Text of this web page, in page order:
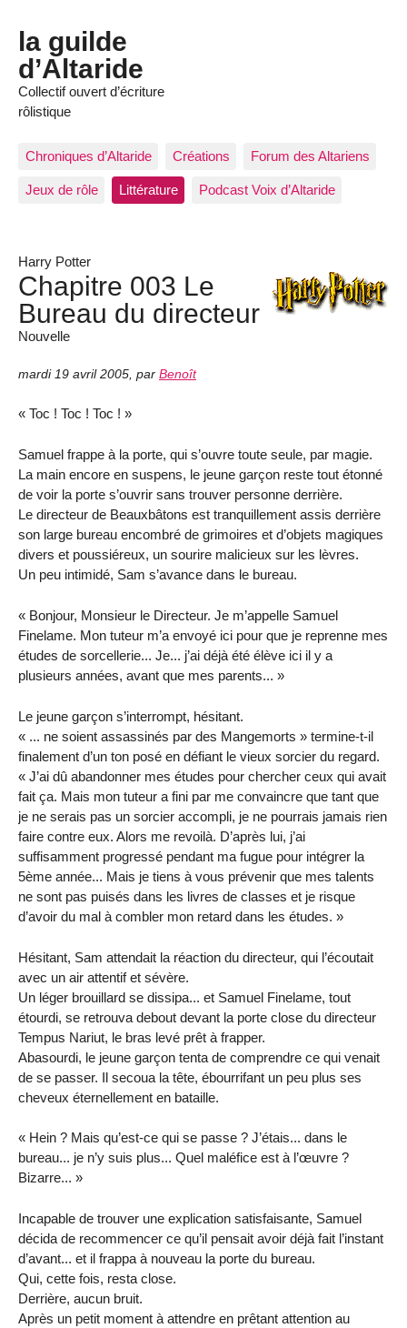
la guilde
d’Altaride
Collectif ouvert d’écriture
rôlistique
Chroniques d’Altaride Créations Forum des Altariens
Jeux de rôle Littérature Podcast Voix d’Altaride
Harry Potter
Chapitre 003 Le
Bureau du directeur
Nouvelle
mardi 19 avril 2005 par Benoît
« Toc ! Toc ! Toc ! »
Samuel frappe à la porte, qui s’ouvre toute seule, par magie.
La main encore en suspens, le jeune garçon reste tout étonné
de voir la porte s’ouvrir sans trouver personne derrière.
Le directeur de Beauxbâtons est tranquillement assis derrière
son large bureau encombré de grimoires et d’objets magiques
divers et poussiéreux, un sourire malicieux sur les lèvres.
Un peu intimidé, Sam s’avance dans le bureau.
« Bonjour, Monsieur le Directeur. Je m’appelle Samuel
Finelame. Mon tuteur m’a envoyé ici pour que je reprenne mes
études de sorcellerie... Je... j’ai déjà été élève ici il y a
plusieurs années, avant que mes parents... »
Le jeune garçon s’interrompt, hésitant.
« ... ne soient assassinés par des Mangemorts » termine-t-il
finalement d’un ton posé en défiant le vieux sorcier du regard.
« J’ai dû abandonner mes études pour chercher ceux qui avait
fait ça. Mais mon tuteur a fini par me convaincre que tant que
je ne serais pas un sorcier accompli, je ne pourrais jamais rien
faire contre eux. Alors me revoilà. D’après lui, j’ai
suffisamment progressé pendant ma fugue pour intégrer la
5ème année... Mais je tiens à vous prévenir que mes talents
ne sont pas puisés dans les livres de classes et je risque
d’avoir du mal à combler mon retard dans les études. »
Hésitant, Sam attendait la réaction du directeur, qui l’écoutait
avec un air attentif et sévère.
Un léger brouillard se dissipa... et Samuel Finelame, tout
étourdi, se retrouva debout devant la porte close du directeur
Tempus Nariut, le bras levé prêt à frapper.
Abasourdi, le jeune garçon tenta de comprendre ce qui venait
de se passer. Il secoua la tête, ébourrifant un peu plus ses
cheveux éternellement en bataille.
« Hein ? Mais qu’est-ce qui se passe ? J’étais... dans le
bureau... je n’y suis plus... Quel maléfice est à l’œuvre ?
Bizarre... »
Incapable de trouver une explication satisfaisante, Samuel
décida de recommencer ce qu’il pensait avoir déjà fait l’instant
d’avant... et il frappa à nouveau la porte du bureau.
Qui, cette fois, resta close.
Derrière, aucun bruit.
Après un petit moment à attendre en prêtant attention au